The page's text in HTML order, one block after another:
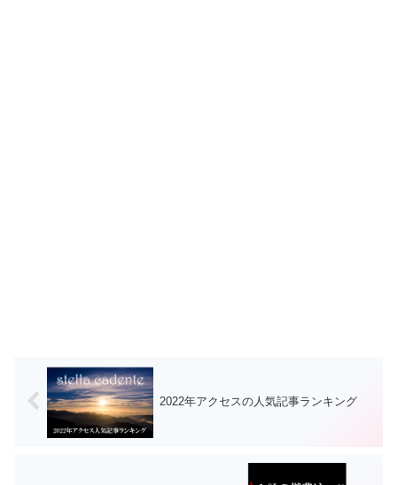
2022年アクセスの人気記事ランキング